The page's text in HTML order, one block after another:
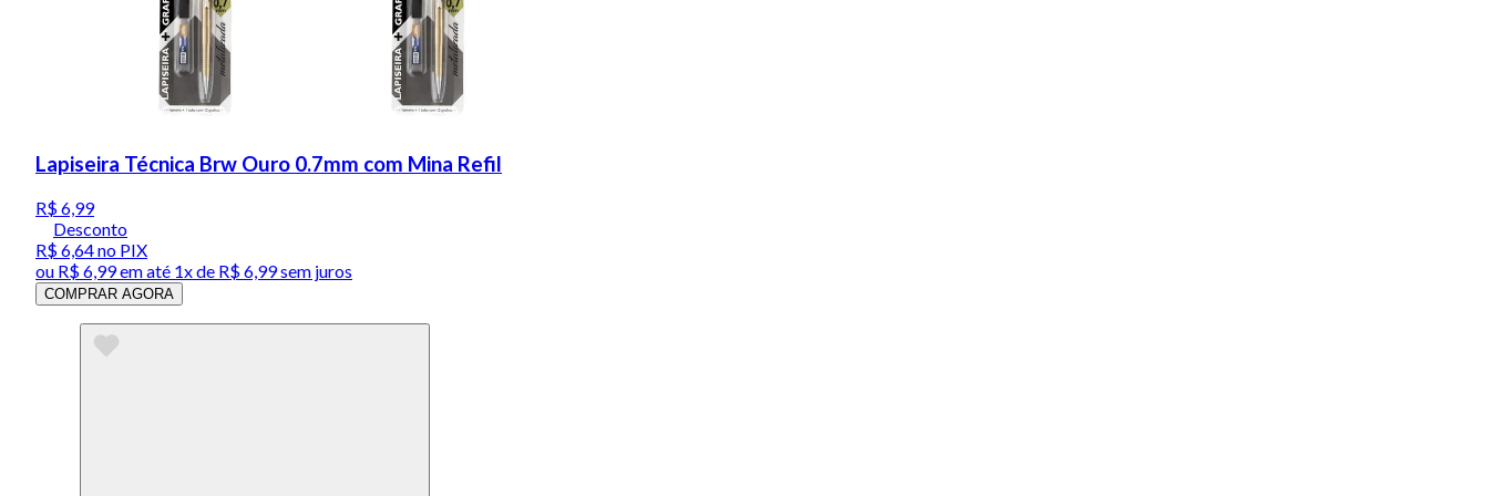
Lapiseira Técnica Brw Ouro 0.7mm com Mina Refil
R$ 6,99
Desconto
R$ 6,64no PIX
ou R$ 6,99em até 1x de R$ 6,99sem juros
COMPRAR AGORA